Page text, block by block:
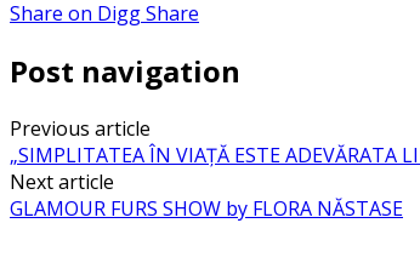
Share on DiggShare
Post navigation
Previous article
„SIMPLITATEA ÎN VIAȚĂ ESTE ADEVĂRATA
Next article
GLAMOUR FURS SHOW by FLORA NĂSTASE